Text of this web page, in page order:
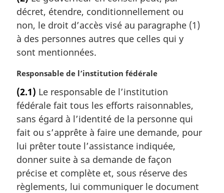
e
m
a
g
n
a
l
e
:
décret, étendre, conditionnellement ou
non, le droit d’accès visé au paragraphe (1)
à des personnes autres que celles qui y
sont mentionnées.
N
t
e
m
a
g
i
n
a
Responsable de l’institution fédérale
(2.1) Le responsable de l’institution
fédérale fait tous les efforts raisonnables,
sans égard à l’identité de la personne qui
fait ou s’apprête à faire une demande, pour
lui prêter toute l’assistance indiquée,
donner suite à sa demande de façon
précise et complète et, sous réserve des
règlements, lui communiquer le document